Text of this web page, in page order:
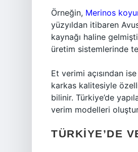
Örneğin, Merinos
yüzyıldan itibaren
kaynağı haline
üretim sistemlerinde
Et verimi açısından ise
karkas kalitesiyle
bilinir. Türkiye’de
verim modelleri
TÜRKIYE’DE